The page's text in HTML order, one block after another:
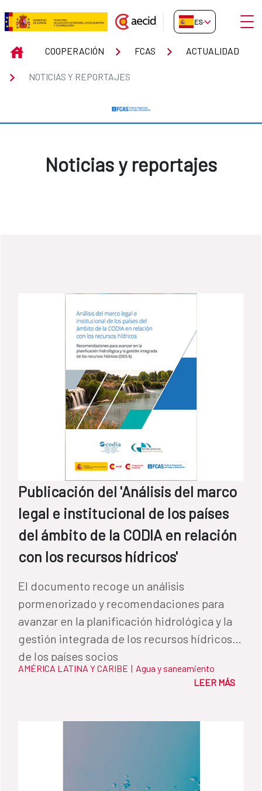
Saltar al contenido principal
Noticias y reportajes
ES-ES Abrir
INICIOCOOPERACIÓN FCAS ACTUALIDAD
NOTICIAS Y REPORTAJES
Noticias y reportajes
Publicación del 'Análisis del marco
legal e institucional de los países
del ámbito de la CODIA en relación
con los recursos hídricos'
El documento recoge un análisis
pormenorizado y recomendaciones para
avanzar en la planificación hidrológica y la
gestión integrada de los recursos hídricos
de los países socios
AMÉRICA LATINA Y CARIBE | Agua y saneamiento
LEER MÁS